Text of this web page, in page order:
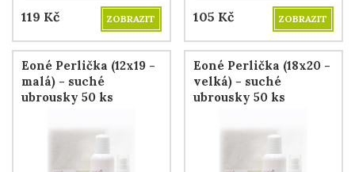
119 Kč ZOBRAZIT 105 Kč ZOBRAZIT
Eoné Perlička (12x19 -
malá) - suché
ubrousky 50 ks
Eoné Perlička (18x20 -
velká) - suché
ubrousky 50 ks